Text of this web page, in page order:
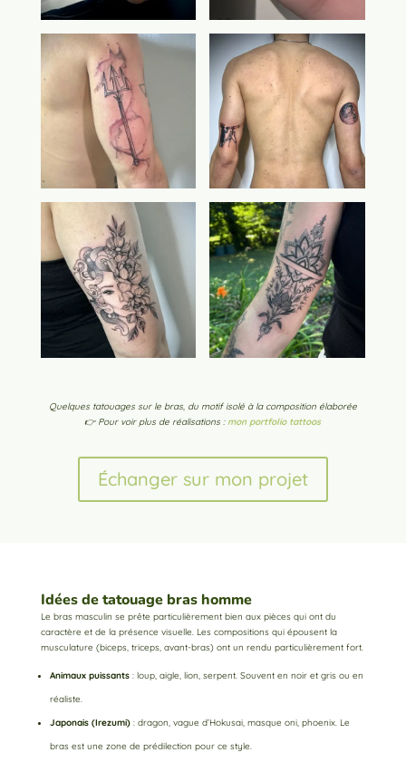
Quelques tatouages sur le bras, du motif isolé à la composition élaborée
👉 Pour voir plus de réalisations : mon portfolio tattoos
Échanger sur mon projet
Idées de tatouage bras homme
Le bras masculin se prête particulièrement bien aux pièces qui ont du
caractère et de la présence visuelle. Les compositions qui épousent la
musculature (biceps, triceps, avant-bras) ont un rendu particulièrement fort.
Animaux puissants: loup, aigle, lion, serpent. Souvent en noir et gris ou en
réaliste.
Japonais (Irezumi): dragon, vague d’Hokusai, masque oni, phoenix. Le
bras est une zone de prédilection pour ce style.